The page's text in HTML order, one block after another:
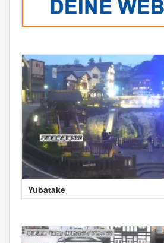
Yubatake